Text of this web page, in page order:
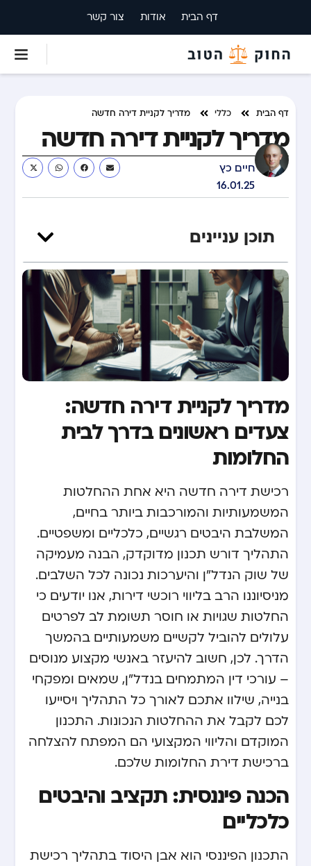
דף הבית אודות צור קשר
דף הבית כללי מדריך לקניית דירה חדשה
מדריך לקניית דירה חדשה
חיים כץ
16.01.25
תוכן עניינים
מדריך לקניית דירה חדשה:
צעדים ראשונים בדרך לבית
החלומות
רכישת דירה חדשה היא אחת ההחלטות
המשמעותיות והמורכבות ביותר בחיים,
המשלבת היבטים רגשיים, כלכליים ומשפטיים.
התהליך דורש תכנון מדוקדק, הבנה מעמיקה
של שוק הנדל"ן והיערכות נכונה לכל השלבים.
מניסיוננו הרב בליווי רוכשי דירות, אנו יודעים כי
החלטות שגויות או חוסר תשומת לב לפרטים
עלולים להוביל לקשיים משמעותיים בהמשך
הדרך. לכן, חשוב להיעזר באנשי מקצוע מנוסים
– עורכי דין המתמחים בנדל"ן, שמאים ומפקחי
בנייה, שילוו אתכם לאורך כל התהליך ויסייעו
לכם לקבל את ההחלטות הנכונות. התכנון
המוקדם והליווי המקצועי הם המפתח להצלחה
ברכישת דירת החלומות שלכם.
הכנה פיננסית: תקציב והיבטים
כלכליים
התכנון הפיננסי הוא אבן היסוד בתהליך רכישת